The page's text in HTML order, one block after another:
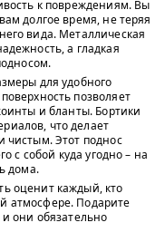
к повреждениям. Вы
долгое время, не теряя
вида. Металлическая
а гладкая
для удобного
позволяет
и бланты. Бортики
что делает
чистым. Этот поднос
с собой куда угодно – на
дома.
оценит каждый, кто
атмосфере. Подарите
они обязательно